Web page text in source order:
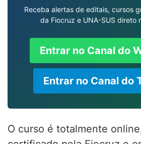
Receba alertas de editais, cursos
da Fiocruz e UNA-SUS direto
Entrar no Canal do
Entrar no Canal do
O curso é totalmente